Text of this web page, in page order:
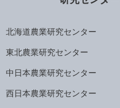
北海道農業研究センター
東北農業研究センター
中日本農業研究センター
西日本農業研究センター